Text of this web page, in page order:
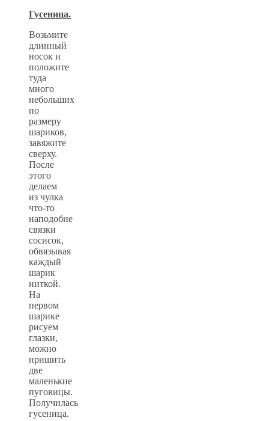
Гусеница.
Возьмите
длинный
носок и
положите
туда
много
небольших
по
размеру
шариков,
завяжите
сверху.
После
этого
делаем
из чулка
что-то
наподобие
связки
сосисок,
обвязывая
каждый
шарик
ниткой.
На
первом
шарике
рисуем
глазки,
можно
пришить
две
маленькие
пуговицы.
Получилась
гусеница.